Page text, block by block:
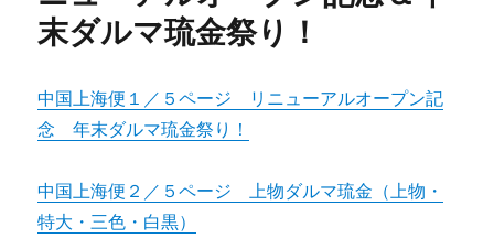
末ダルマ琉金祭り！
中国上海便１／５ページ リニューアルオープン記
念 年末ダルマ琉金祭り！
中国上海便２／５ページ 上物ダルマ琉金（上物・
特大・三色・白黒）